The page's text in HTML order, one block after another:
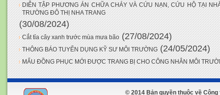
DIỄN TẬP PHƯƠNG ÁN CHỮA CHÁY VÀ CỨU NẠN, CỨU HỘ TẠI
TRƯỜNG ĐÔ THỊ NHA TRANG
(30/08/2024)
Cắt tỉa cây xanh trước mùa mưa bão (27/08/2024)
THÔNG BÁO TUYỂN DỤNG KỸ SƯ MÔI TRƯỜNG (24/05/2024)
MẨU ĐỒNG PHỤC MỚI ĐƯỢC TRANG BỊ CHO CÔNG NHÂN MÔI
© 2014 Bản quyền thuộc về